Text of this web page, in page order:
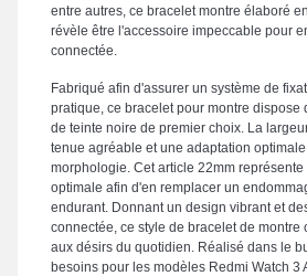
entre autres, ce bracelet montre élaboré
révèle être l'accessoire impeccable pour
connectée.
Fabriqué afin d'assurer un système de
pratique, ce bracelet pour montre dispose
de teinte noire de premier choix. La
tenue agréable et une adaptation
morphologie. Cet article 22mm
optimale afin d'en remplacer un
endurant. Donnant un design vibrant et
connectée, ce style de bracelet de montre
aux désirs du quotidien. Réalisé dans le
besoins pour les modèles Redmi Watch 3